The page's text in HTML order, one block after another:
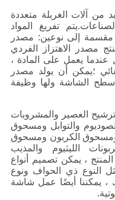
آلات الغربلة متعددة
تفريغ المواد
مقسمة إلى نوعين: مصدر
مصدر الاهتزاز الفردي
يعمل على المادة ،
؛يمكن أن يولد مصدر
سطح الشاشة ولها وظيفة
العصير والمشروبات
والتوابل ومسحوق
ومسحوق الكربون ومسحوق
الليثيوم والمذيب
، يمكن تصميم أنواع
النوع ذي الحواف ونوع
، يمكننا أيضًا عمل شاشة